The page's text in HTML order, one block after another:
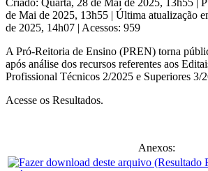
Criado: Quarta, 28 de Mai de 2025, 13h55 |
de Mai de 2025, 13h55 | Última atualização
de 2025, 14h07 | Acessos: 959
A Pró-Reitoria de Ensino (PREN) torna
após análise dos recursos referentes aos
Profissional Técnicos 2/2025 e Superiores 3/
Acesse os Resultados.
Anexos: